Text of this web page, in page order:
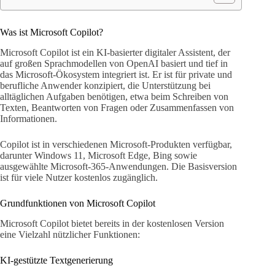
Was ist Microsoft Copilot?
Microsoft Copilot ist ein KI-basierter digitaler Assistent, der
auf großen Sprachmodellen von OpenAI basiert und tief in
das Microsoft-Ökosystem integriert ist. Er ist für private und
berufliche Anwender konzipiert, die Unterstützung bei
alltäglichen Aufgaben benötigen, etwa beim Schreiben von
Texten, Beantworten von Fragen oder Zusammenfassen von
Informationen.
Copilot ist in verschiedenen Microsoft-Produkten verfügbar,
darunter Windows 11, Microsoft Edge, Bing sowie
ausgewählte Microsoft-365-Anwendungen. Die Basisversion
ist für viele Nutzer kostenlos zugänglich.
Grundfunktionen von Microsoft Copilot
Microsoft Copilot bietet bereits in der kostenlosen Version
eine Vielzahl nützlicher Funktionen:
KI-gestützte Textgenerierung